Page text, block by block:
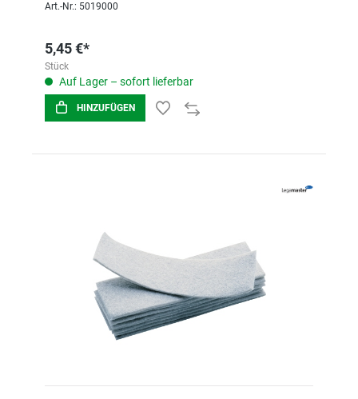
Art.-Nr.: 5019000
5,45 €*
Stück
Auf Lager – sofort lieferbar
HINZUFÜGEN